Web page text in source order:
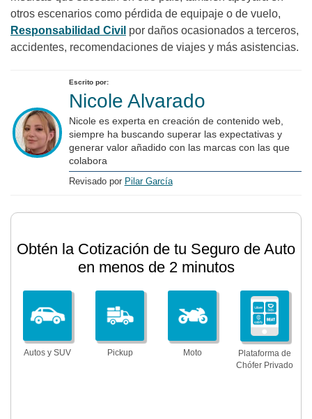
otros escenarios como pérdida de equipaje o de vuelo,
Responsabilidad Civil por daños ocasionados a terceros,
accidentes, recomendaciones de viajes y más asistencias.
Escrito por:
Nicole Alvarado
Nicole es experta en creación de contenido web,
siempre ha buscando superar las expectativas y
generar valor añadido con las marcas con las que
colabora
Revisado por Pilar García
Obtén la Cotización de tu Seguro de Auto
en menos de 2 minutos
Autos y SUV Pickup Moto
Plataforma de
Chófer Privado